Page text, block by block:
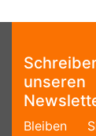
unseren
Bleiben